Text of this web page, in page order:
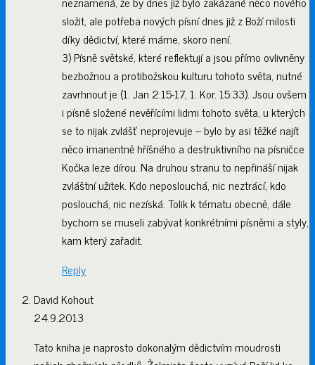
složit, ale potřeba nových písní dnes již z Boží milosti
díky dědictví, které máme, skoro není.
3) Písně světské, které reflektují a jsou přímo ovlivněny
bezbožnou a protibožskou kulturu tohoto světa, nutné
zavrhnout je (1. Jan 2:15-17, 1. Kor. 15:33). Jsou ovšem
i písně složené nevěřícími lidmi tohoto světa, u kterých
se to nijak zvlášť neprojevuje – bylo by asi těžké najít
něco imanentně hříšného a destruktivního na písničce
Kočka leze dírou. Na druhou stranu to nepřináší nijak
zvláštní užitek. Kdo neposlouchá, nic neztrácí, kdo
poslouchá, nic nezíská. Tolik k tématu obecně, dále
bychom se museli zabývat konkrétními písněmi a styly,
kam který zařadit.
Reply
David Kohout
24.9.2013
Tato kniha je naprosto dokonalým dědictvím moudrosti